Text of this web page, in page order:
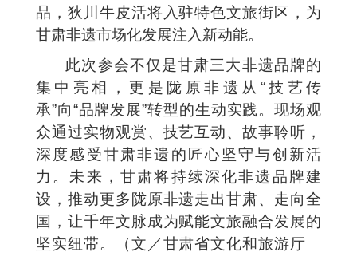
品，狄川牛皮活将入驻特色文旅街区，为
甘肃非遗市场化发展注入新动能。
此次参会不仅是甘肃三大非遗品牌的
集中亮相，更是陇原非遗从“技艺传
承”向“品牌发展”转型的生动实践。现场观
众通过实物观赏、技艺互动、故事聆听，
深度感受甘肃非遗的匠心坚守与创新活
力。未来，甘肃将持续深化非遗品牌建
设，推动更多陇原非遗走出甘肃、走向全
国，让千年文脉成为赋能文旅融合发展的
坚实纽带。（文／甘肃省文化和旅游厅